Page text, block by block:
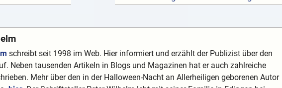
schreibt seit 1998 im Web. Hier informiert und erzählt der Publizist über den
Neben tausenden Artikeln in Blogs und Magazinen hat er auch zahlreiche
Mehr über den in der Halloween-Nacht an Allerheiligen geborenen Autor